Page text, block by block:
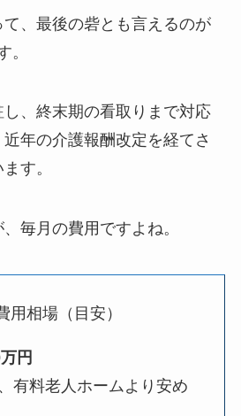
、最後の砦とも言えるのが
。
、終末期の看取りまで対応
年の介護報酬改定を経てさ
す。
毎月の費用ですよね。
用相場（目安）
円
有料老人ホームより安め